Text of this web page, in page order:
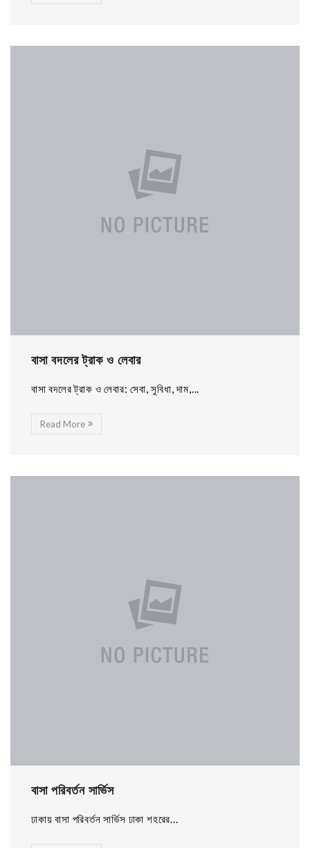
বাসা বদলের ট্রাক ও লেবার
বাসা বদলের ট্রাক ও লেবার: সেবা, সুবিধা, দাম,...
Read More
বাসা পরিবর্তন সার্ভিস
ঢাকায় বাসা পরিবর্তন সার্ভিস ঢাকা শহরের...